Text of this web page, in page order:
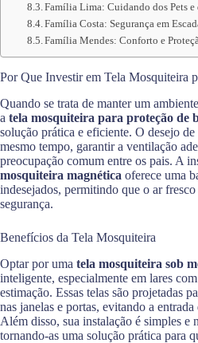
Família Lima: Cuidando dos Pets e
Família Costa: Segurança em
Família Mendes: Conforto e
Por Que Investir em Tela Mosquiteira
Quando se trata de manter um
a tela mosquiteira para proteção de
solução prática e eficiente. O desejo
mesmo tempo, garantir a ventilação
preocupação comum entre os pais. A
mosquiteira magnética oferece uma
indesejados, permitindo que o ar
segurança.
Benefícios da Tela Mosquiteira
Optar por uma tela mosquiteira sob
inteligente, especialmente em lares
estimação. Essas telas são projetadas
nas janelas e portas, evitando a
Além disso, sua instalação é simples e
tornando-as uma solução prática para